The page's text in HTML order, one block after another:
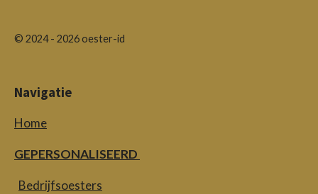
© 2024 - 2026 oester-id
Navigatie
Home
GEPERSONALISEERD
Bedrijfsoesters